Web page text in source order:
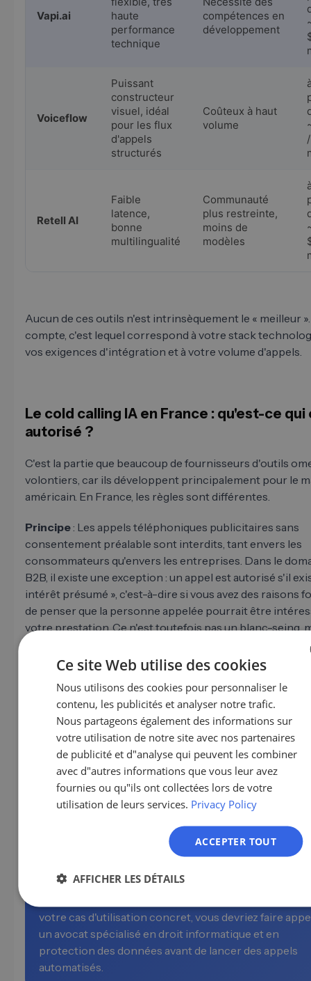
Vapi.ai
haute
performance
technique
compétences en
développement
Voiceflow
Puissant
constructeur
visuel, idéal
pour les flux
d'appels
structurés
Coûteux à haut
volume
/
Retell AI
Faible
latence,
bonne
multilingualité
Communauté
plus restreinte,
moins de
modèles
Aucun de ces outils n'est intrinsèquement le « meilleur
compte, c'est lequel correspond à votre stack
vos exigences d'intégration et à votre volume d'appels.
Le cold calling IA en France : qu'est-ce qui
autorisé ?
C'est la partie que beaucoup de fournisseurs d'outils
volontiers, car ils développent principalement pour le
américain. En France, les règles sont différentes.
Principe: Les appels téléphoniques publicitaires sans
consentement préalable sont interdits, tant envers les
consommateurs qu'envers les entreprises. Dans le
B2B, il existe une exception : un appel est autorisé s'il
intérêt présumé », c'est-à-dire si vous avez des raisons
de penser que la personne appelée pourrait être
votre prestation. Ce n'est toutefois pas un blanc-seing,
S'ajoute à cela leRGPD : lorsque l'agent IA traite, stocke
transfère à des tiers des données de conversation, cela
être couvert par une base juridique. Les décisions
basées sur des profils peuvent relever de l'art. 22 du
Ce que cela signifie concrètement :Vous avez
base de données propre avec une raison documentée
prise de contact, d'un consentement clair ou d'un
présumé démontrable, d'une politique de confidentialité
couvrant l'utilisation d'agents IA, et idéalement d'un
Remarque
votre cas d'utilisation concret, vous devriez faire
un avocat spécialisé en droit informatique et en
protection des données avant de lancer des appels
automatisés.
FR
PL
Ce site Web utilise des cookies
Nous utilisons des cookies pour personnaliser le
contenu, les publicités et analyser notre trafic.
Nous partageons également des informations sur
votre utilisation de notre site avec nos partenaires
de publicité et d"analyse qui peuvent les combiner
avec d"autres informations que vous leur avez
fournies ou qu"ils ont collectées lors de votre
utilisation de leurs services. Privacy Policy
ACCEPTER TOUT
AFFICHER LES DÉTAILS